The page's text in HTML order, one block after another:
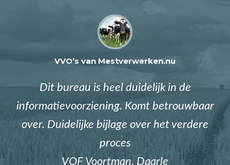
VVO’s van Mestverwerken.nu
Dit bureau is heel duidelijk in de
informatievoorziening. Komt betrouwbaar
over. Duidelijke bijlage over het verdere
proces
VOF Voortman, Daarle